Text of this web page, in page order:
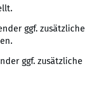
ggf. zusätzliche
ggf. zusätzliche